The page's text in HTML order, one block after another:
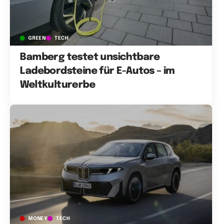
GREEN TECH
Bamberg testet unsichtbare
Ladebordsteine für E-Autos – im
Weltkulturerbe
MONEY TECH